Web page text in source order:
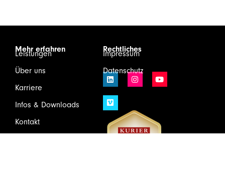
Mehr erfahren
Leistungen
Über uns
Karriere
Infos & Downloads
Kontakt
Rechtliches
Impressum
Datenschutz